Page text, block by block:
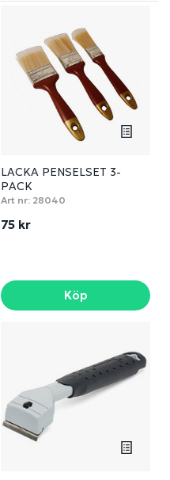
LACKA PENSELSET 3-
PACK
Art nr: 28040
75 kr
Köp